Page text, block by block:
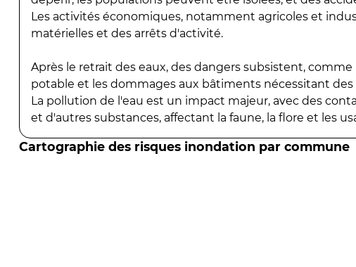
Les activités économiques, notamment agricoles et
matérielles et des arrêts d'activité.
Après le retrait des eaux, des dangers subsistent,
potable et les dommages aux bâtiments nécessitant
La pollution de l'eau est un impact majeur, avec des
et d'autres substances, affectant la faune, la flore et les
Cartographie des risques inondation par commune